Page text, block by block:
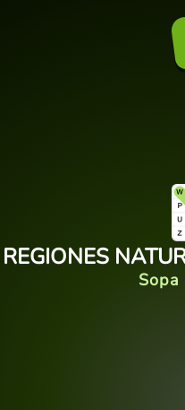
REGIONES